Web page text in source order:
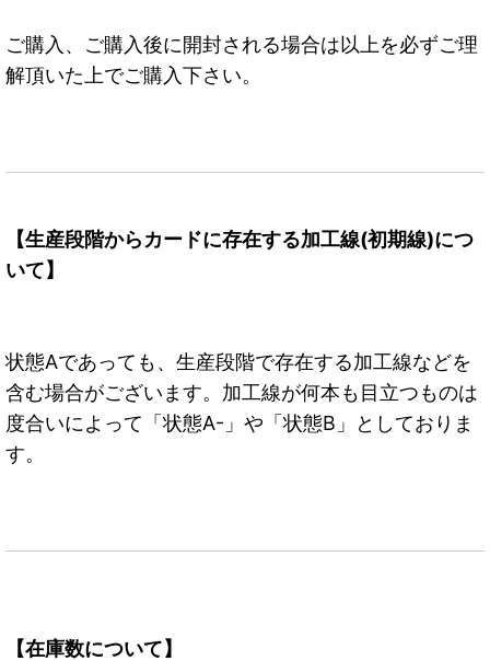
ご購入、ご購入後に開封される場合は以上を必ずご理
解頂いた上でご購入下さい。
【生産段階からカードに存在する加工線(初期線)につ
いて】
状態Aであっても、生産段階で存在する加工線などを
含む場合がございます。加工線が何本も目立つものは
度合いによって「状態A-」や「状態B」としておりま
す。
【在庫数について】